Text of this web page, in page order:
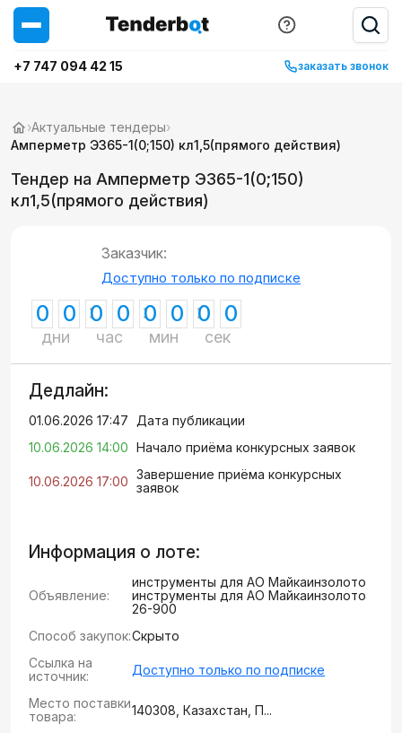
+7 747 094 42 15 заказать звонок
›Актуальные тендеры›
Амперметр Э365-1(0;150) кл1,5(прямого действия)
Тендер на Амперметр Э365-1(0;150)
кл1,5(прямого действия)
Заказчик:
Доступно только по подписке
0 0
дни
0 0
час
0 0
мин
0 0
сек
Дедлайн:
01.06.2026 17:47
Дата публикации
10.06.2026 14:00 Начало приёма конкурсных заявок
10.06.2026 17:00 Завершение приёма конкурсных
заявок
Информация о лоте:
Объявление:
инструменты для АО Майкаинзолото
инструменты для АО Майкаинзолото
26-900
Способ закупок:Скрыто
Ссылка на
источник:
Доступно только по подписке
Место поставки
товара:
140308, Казахстан, П...